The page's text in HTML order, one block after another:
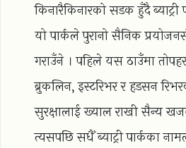
किनारैकिनारको सडक हुँदै ब्याट्री
यो पार्कले पुरानो सैनिक
गराउँने । पहिले यस ठाउँमा
ब्रुकलिन, इस्टरिभर र हडसन
सुरक्षालाई ख्याल राखी सैन्य
त्यसपछि सधैँ ब्याट्री पार्कका